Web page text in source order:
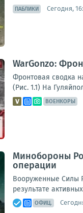
ПАБЛИКИ Сегодня,
WarGonzo:
Фронтовая сводка
(Рис. 1.1) На
ВОЕНКОРЫ
Минобороны
операции
Вооруженные Силы
результате
ОФИЦ.